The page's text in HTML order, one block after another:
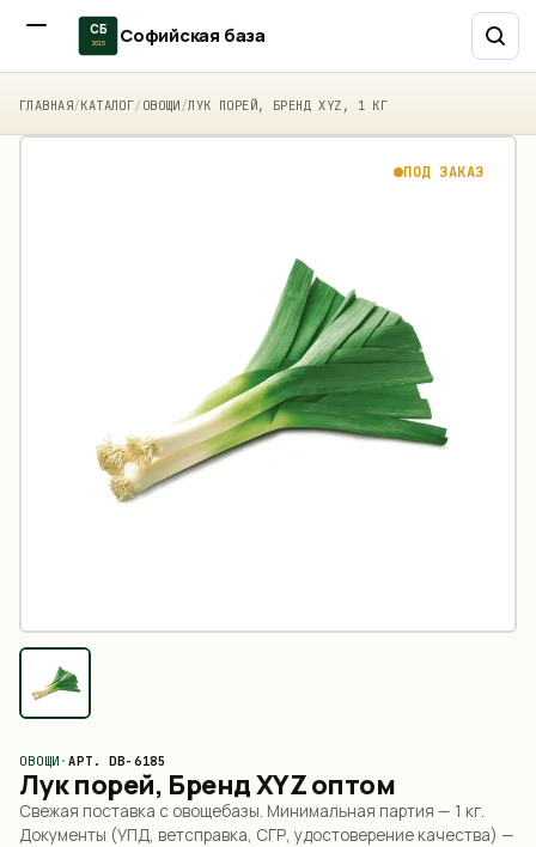
СБ
2015 Софийская база
ГЛАВНАЯ/КАТАЛОГ/ ОВОЩИ/ЛУК ПОРЕЙ, БРЕНД XYZ, 1 КГ
ПОД ЗАКАЗ
ОВОЩИ ·АРТ.DB-6185
Лук порей, Бренд XYZ оптом
Свежая поставка с овощебазы. Минимальная партия — 1 кг.
Документы (УПД, ветсправка, СГР, удостоверение качества) —